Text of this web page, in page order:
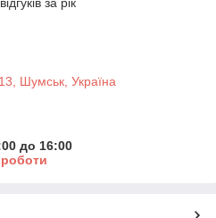
Шумськ, Україна
до 16:00